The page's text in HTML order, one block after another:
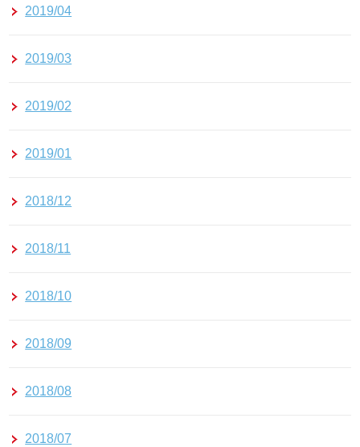
2019/04
2019/03
2019/02
2019/01
2018/12
2018/11
2018/10
2018/09
2018/08
2018/07